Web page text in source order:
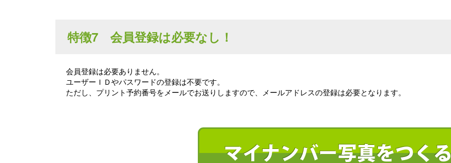
特徴7 会員登録は必要なし！
会員登録は必要ありません。
ユーザーＩＤやパスワードの登録は不要です。
ただし、プリント予約番号をメールでお送りしますので、メールアドレスの登録は必要となります。
マイナンバー写真をつく